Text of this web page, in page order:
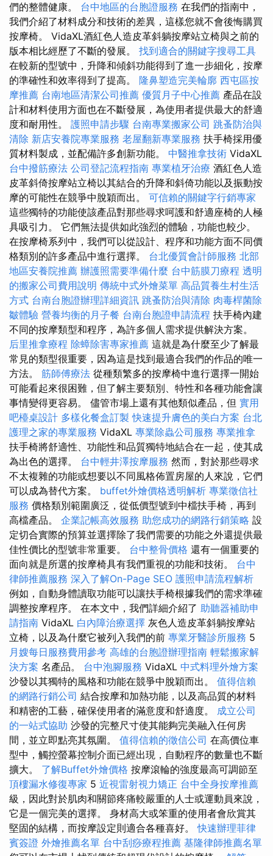
們的整體健康。 台中地區的台胞證服務 在我們的指南中，
我們介紹了材料成分和技術的差異，這樣您就不會後悔購買
按摩椅。 VidaXL酒紅色人造皮革斜躺按摩站立椅與之前的
版本相比經歷了不斷的發展。 找到適合的關鍵字搜尋工具
在較新的型號中，升降和傾斜功能得到了進一步細化，按摩
的準確性和效率得到了提高。 隆鼻塑造完美輪廓 西屯區按
摩推薦 台南地區清潔公司推薦 優質月子中心推薦 產品在設
計和材料使用方面也在不斷發展，為使用者提供最大的舒適
度和耐用性。 護照申請步驟 台南專業搬家公司 跳蚤防治與
清除 新店安養院專業服務 老屋翻新專業服務 扶手椅採用優
質材料製成，並配備許多創新功能。 中醫推拿技術 VidaXL
台中撥筋療法 公司登記流程指南 專業植牙治療 酒紅色人造
皮革斜倚按摩站立椅以其結合的升降和斜倚功能以及振動按
摩的可能性在競爭中脫穎而出。 可信賴的關鍵字行銷專家
這些獨特的功能使該產品對那些尋求呵護和舒適座椅的人極
具吸引力。 它們無法提供如此強烈的體驗，功能也較少。
在按摩椅系列中，我們可以從設計、程序和功能方面不同價
格類別的許多產品中進行選擇。 台北優質會計師服務 北部
地區安養院推薦 辦護照需要準備什麼 台中筋膜刀療程 透明
的搬家公司費用說明 傳統中式外燴菜單 高品質養生村生活
方式 台南台胞證辦理詳細資訊 跳蚤防治與清除 肉毒桿菌除
皺體驗 營養均衡的月子餐 台南台胞證申請流程 扶手椅內建
不同的按摩類型和程序，為許多個人需求提供解決方案。
后里推拿療程 除蟑除害專家推薦 這就是為什麼至少了解最
常見的類型很重要，因為這是找到最適合我們的作品的唯一
方法。 筋師傅療法 從種類繁多的按摩椅中進行選擇一開始
可能看起來很困難，但了解主要類別、特性和各種功能會讓
事情變得更容易。 儘管市場上還有其他類似產品，但 實用
吧檯桌設計 多樣化餐盒訂製 快速提升膚色的美白方案 台北
護理之家的專業服務 VidaXL 專業除蟲公司服務 專業推拿
扶手椅將舒適性、功能性和品質獨特地結合在一起，使其成
為出色的選擇。 台中輕井澤按摩服務 然而，對於那些尋求
不太複雜的功能或想要以不同風格佈置房屋的人來說，它們
可以成為替代方案。 buffet外燴價格透明解析 專業徵信社
服務 價格類別範圍廣泛，從低價型號到中檔扶手椅，再到
高檔產品。 企業記帳高效服務 助您成功的網路行銷策略 設
定切合實際的預算並選擇除了我們需要的功能之外還提供最
佳性價比的型號非常重要。 台中整骨價格 還有一個重要的
面向就是所選的按摩椅具有我們重視的功能和技術。 台中
律師推薦服務 深入了解On-Page SEO 護照申請流程解析
例如，自動身體讀取功能可以讓扶手椅根據我們的需求準確
調整按摩程序。 在本文中，我們詳細介紹了 助聽器補助申
請指南 VidaXL 白內障治療選擇 灰色人造皮革斜躺按摩站
立椅，以及為什麼它被列入我們的前 專業牙醫診所服務 5
月嫂每日服務費用參考 高雄的台胞證辦理指南 輕鬆搬家解
決方案 名產品。 台中泡腳服務 VidaXL 中式料理外燴方案
沙發以其獨特的風格和功能在競爭中脫穎而出。 值得信賴
的網路行銷公司 結合按摩和加熱功能，以及高品質的材料
和精密的工藝，確保使用者的滿意度和舒適度。 成立公司
的一站式協助 沙發的完整尺寸使其能夠完美融入任何房
間，並立即點亮其氛圍。 值得信賴的徵信公司 在高價位車
型中，觸控螢幕控制介面已經出現，自動程序的數量也不斷
擴大。 了解Buffet外燴價格 按摩滾輪的強度最高可調節至
頂樓漏水修復專家 5 近視雷射視力矯正 台中全身按摩推薦
級，因此對於肌肉和關節疼痛較嚴重的人士或運動員來說，
它是一個完美的選擇。 身材高大或笨重的使用者會欣賞其
堅固的結構，而按摩設定則適合各種喜好。快速辦理菲律
賓簽證 外燴推薦名單 台中刮痧療程推薦 基隆律師推薦名單